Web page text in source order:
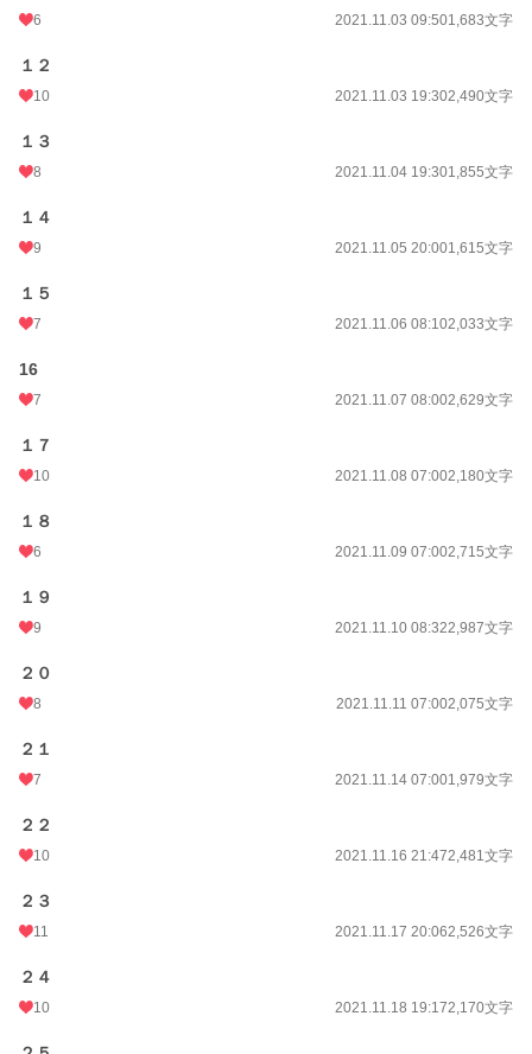
6 2021.11.03 09:501,683文字
１２
10 2021.11.03 19:302,490文字
１３
8 2021.11.04 19:301,855文字
１４
9 2021.11.05 20:001,615文字
１５
7 2021.11.06 08:102,033文字
16
7 2021.11.07 08:002,629文字
１７
10 2021.11.08 07:002,180文字
１８
6 2021.11.09 07:002,715文字
１９
9 2021.11.10 08:322,987文字
２０
8 2021.11.11 07:002,075文字
２１
7 2021.11.14 07:001,979文字
２２
10 2021.11.16 21:472,481文字
２３
11 2021.11.17 20:062,526文字
２４
10 2021.11.18 19:172,170文字